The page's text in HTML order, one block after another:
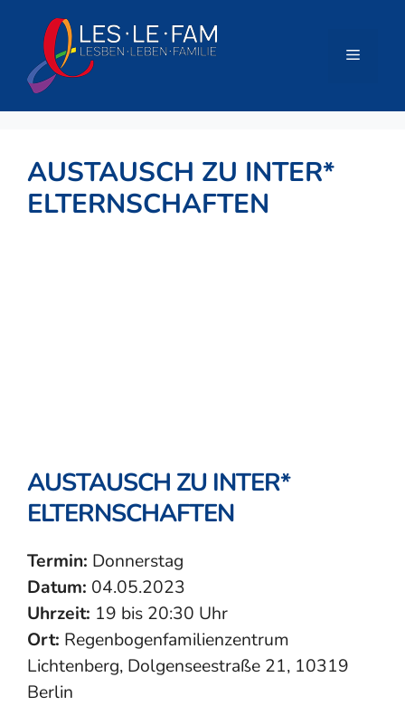
springen
Menü
AUSTAUSCH ZU INTER*
ELTERNSCHAFTEN
AUSTAUSCH ZU INTER*
ELTERNSCHAFTEN
Termin: Donnerstag
Datum: 04.05.2023
Uhrzeit: 19 bis 20:30 Uhr
Ort: Regenbogenfamilienzentrum
Lichtenberg, Dolgenseestraße 21, 10319
Berlin